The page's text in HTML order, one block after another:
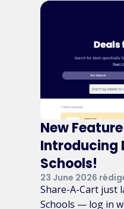
New
Introducing
Schools!
23 June 2026
Share-A-Cart just
Schools — log in